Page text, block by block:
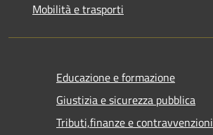
Mobilità e trasporti
Educazione e formazione
Giustizia e sicurezza pubblica
Tributi,finanze e contravvenzioni